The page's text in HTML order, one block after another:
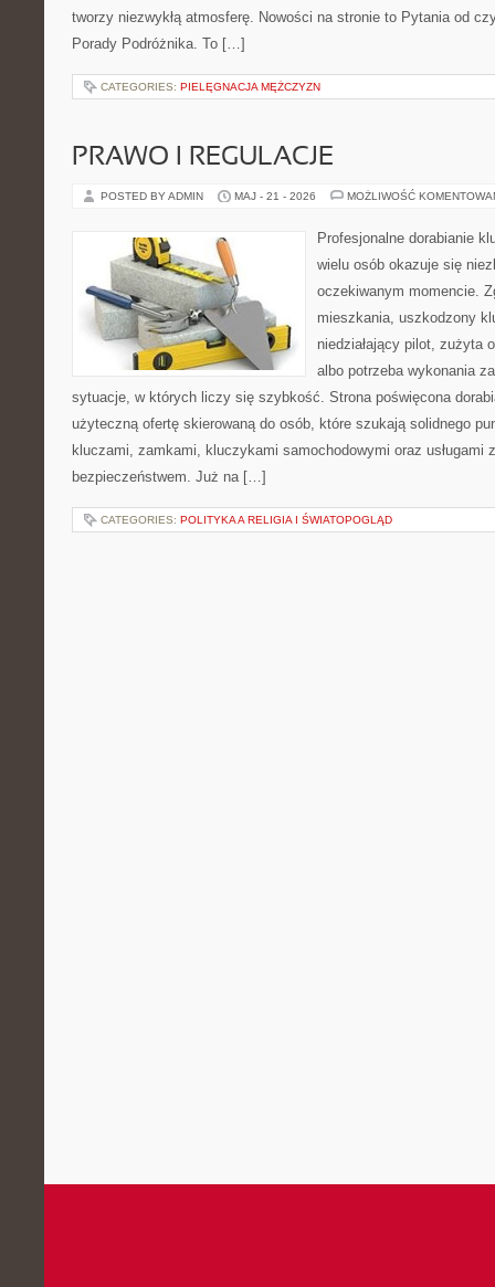
tworzy niezwykłą atmosferę. Nowości na stronie to Pytania od
Porady Podróżnika. To […]
CATEGORIES: PIELĘGNACJA MĘŻCZYZN
PRAWO I REGULACJE
POSTED BY ADMIN MAJ - 21 - 2026 MOŻLIWOŚĆ
Profesjonalne dorabianie
wielu osób okazuje się
oczekiwanym momencie.
mieszkania, uszkodzony
niedziałający pilot, zużyta
albo potrzeba wykonania
sytuacje, w których liczy się szybkość. Strona poświęcona
użyteczną ofertę skierowaną do osób, które szukają solidnego
kluczami, zamkami, kluczykami samochodowymi oraz usługami
bezpieczeństwem. Już na […]
CATEGORIES: POLITYKA A RELIGIA I ŚWIATOPOGLĄD